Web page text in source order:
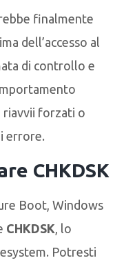
finalmente
dell’accesso al
di controllo e
riavvii forzati o
errore.
CHKDSK
Boot, Windows
CHKDSK , lo
Potresti